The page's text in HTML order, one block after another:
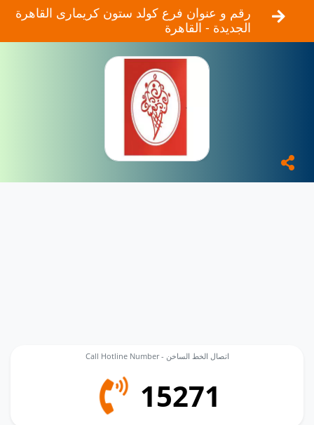
رقم و عنوان فرع كولد ستون كريمارى القاهرة
الجديدة - القاهرة
Call Hotline Number - اتصال الخط الساخن
15271